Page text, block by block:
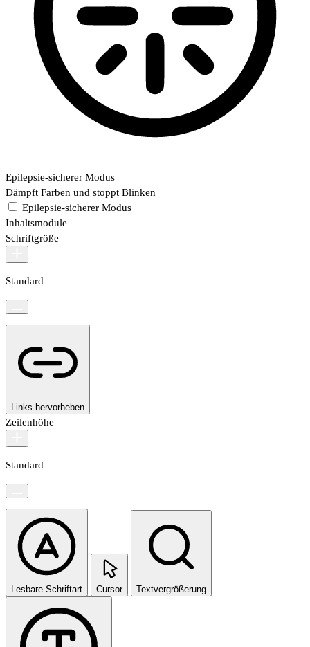
Epilepsie-sicherer Modus
Dämpft Farben und stoppt Blinken
Epilepsie-sicherer Modus
Inhaltsmodule
Schriftgröße
Standard
Links hervorheben
Zeilenhöhe
Standard
Lesbare Schriftart Cursor Textvergrößerung